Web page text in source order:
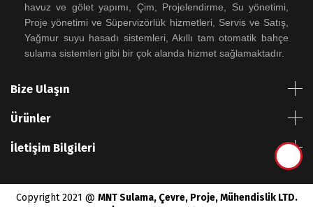
havuz ve gölet yapımı, Çim, Projelendirme, Su yönetimi,
Proje yönetimi ve Süpervizörlük hizmetleri, Servis ve Satış,
Yağmur suyu hasadı sistemleri, Akıllı tam otomatik bahçe
sulama sistemleri gibi bir çok alanda hizmet sağlamaktadır.
Bize Ulaşın
Ürünler
İletişim Bilgileri
Copyright 2021 @ MNT Sulama, Çevre, Proje, Mühendislik LTD.